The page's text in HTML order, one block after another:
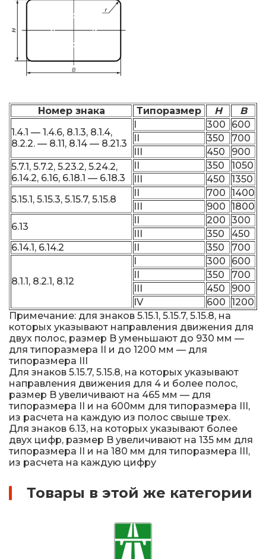
Номер знака Типоразмер H
B
1.4.1 — 1.4.6, 8.1.3, 8.1.4,
8.2.2. — 8.11, 8.14 — 8.21.3
I 300
600
II
350
700
III
450
900
5.7.1, 5.7.2, 5.23.2, 5.24.2,
6.14.2, 6.16, 6.18.1 — 6.18.3
II 350
1050
III
450
1350
5.15.1, 5.15.3, 5.15.7, 5.15.8
II 700 1400
III
900 1800
6.13
II 200 300
III
350
450
6.14.1, 6.14.2
II 350 700
8.1.1, 8.2.1, 8.12
I 300
600
II
350
700
III
450
900
IV
600 1200
Примечание: для знаков 5.15.1, 5.15.7, 5.15.8, на
которых указывают направления движения для
двух полос, размер B уменьшают до 930 мм —
для типоразмера II и до 1200 мм — для
типоразмера III
Для знаков 5.15.7, 5.15.8, на которых указывают
направления движения для 4 и более полос,
размер B увеличивают на 465 мм — для
типоразмера II и на 600мм для типоразмера III,
из расчета на каждую из полос свыше трех.
Для знаков 6.13, на которых указывают более
двух цифр, размер B увеличивают на 135 мм для
типоразмера II и на 180 мм для типоразмера III,
из расчета на каждую цифру
Товары в этой же категории